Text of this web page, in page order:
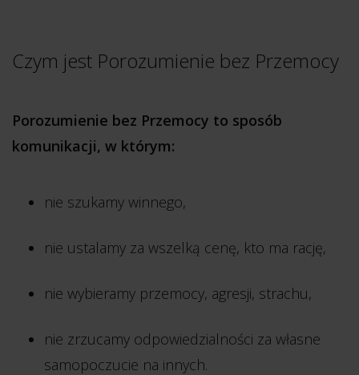
Czym jest Porozumienie bez Przemocy
Porozumienie bez Przemocy to sposób
komunikacji, w którym:
nie szukamy winnego,
nie ustalamy za wszelką cenę, kto ma rację,
nie wybieramy przemocy, agresji, strachu,
nie zrzucamy odpowiedzialności za własne
samopoczucie na innych.